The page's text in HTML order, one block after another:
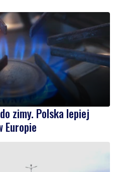
zimy. Polska lepiej
Europie